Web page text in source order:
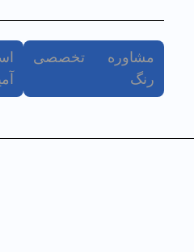
مشاوره تخصصی
رنگ